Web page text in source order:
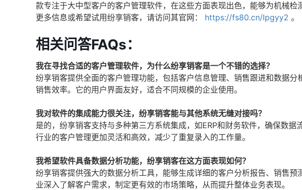
款专注于大中型客户的客户管理软件，在这些方面表现出色，能够为机械
更多信息或希望试用纷享销客，请访问其官网：
https://fs80.cn/lpgyy2 。
相关问答FAQs：
我在寻找合适的客户管理软件，为什么纷享销客是一个不错的选择？
纷享销客提供全面的客户管理功能，包括客户信息管理、销售跟进和数据
销售效率。它的用户界面友好，适合不同规模的企业使用。
我对软件的集成能力很关注，纷享销客能与其他系统无缝对接吗？
是的，纷享销客支持与多种第三方系统集成，如ERP和财务软件，确保数
行业的客户管理更加灵活和高效，减少了重复录入的工作量。
我希望软件具备数据分析功能，纷享销客在这方面表现如何？
纷享销客提供强大的数据分析工具，能够生成详细的客户分析报告、销售
业深入了解客户需求，制定更有效的市场策略，从而提升整体业务表现。